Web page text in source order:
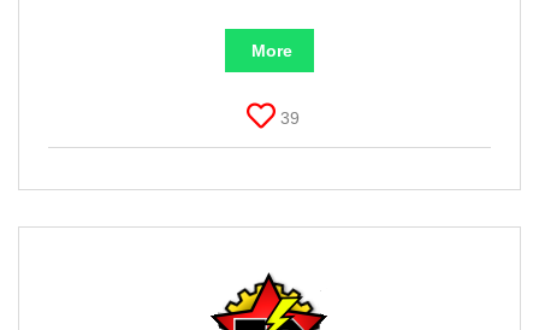
More
39